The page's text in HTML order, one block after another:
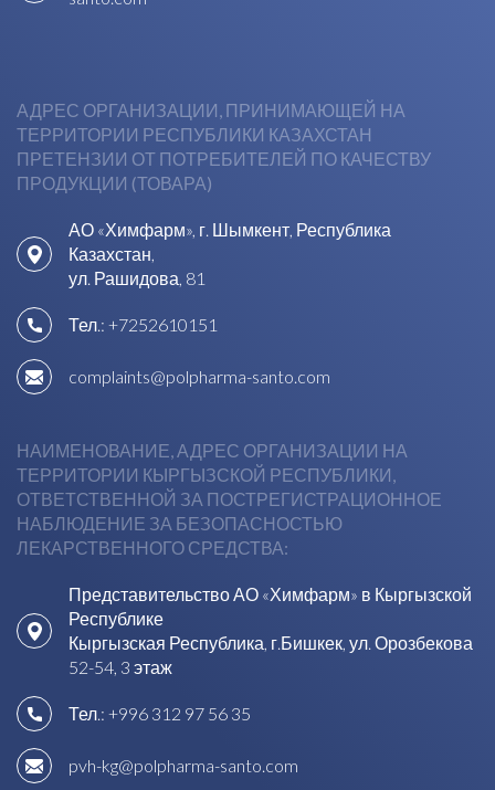
АДРЕС ОРГАНИЗАЦИИ, ПРИНИМАЮЩЕЙ НА
ТЕРРИТОРИИ РЕСПУБЛИКИ КАЗАХСТАН
ПРЕТЕНЗИИ ОТ ПОТРЕБИТЕЛЕЙ ПО КАЧЕСТВУ
ПРОДУКЦИИ (ТОВАРА)
АО «Химфарм», г. Шымкент, Республика
Казахстан,
ул. Рашидова, 81
Тел.: +7252610151
complaints@polpharma-santo.com
НАИМЕНОВАНИЕ, АДРЕС ОРГАНИЗАЦИИ НА
ТЕРРИТОРИИ КЫРГЫЗСКОЙ РЕСПУБЛИКИ,
ОТВЕТСТВЕННОЙ ЗА ПОСТРЕГИСТРАЦИОННОЕ
НАБЛЮДЕНИЕ ЗА БЕЗОПАСНОСТЬЮ
ЛЕКАРСТВЕННОГО СРЕДСТВА:
Представительство АО «Химфарм» в Кыргызской
Республике
Кыргызская Республика, г.Бишкек, ул. Орозбекова
52-54, 3 этаж
Тел.: +996 312 97 56 35
pvh-kg@polpharma-santo.com